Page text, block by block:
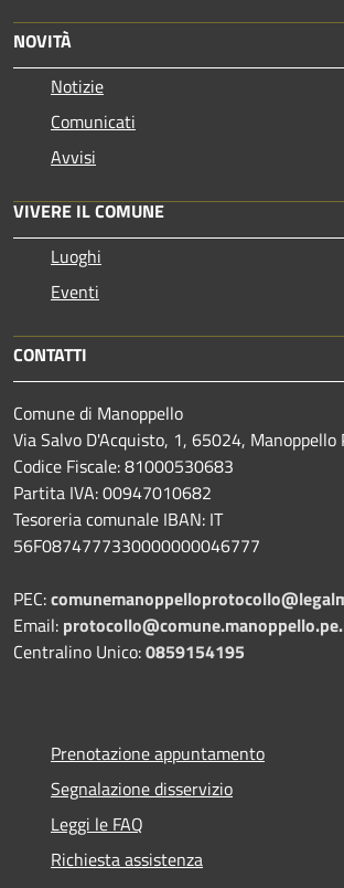
NOVITÀ
Notizie
Comunicati
Avvisi
VIVERE IL COMUNE
Luoghi
Eventi
CONTATTI
Comune di Manoppello
Via Salvo D'Acquisto, 1, 65024, Manoppello
Codice Fiscale: 81000530683
Partita IVA: 00947010682
Tesoreria comunale IBAN: IT
56F0874777330000000046777
PEC:
Email:
Centralino Unico:0859154195
Prenotazione appuntamento
Segnalazione disservizio
Leggi le FAQ
Richiesta assistenza